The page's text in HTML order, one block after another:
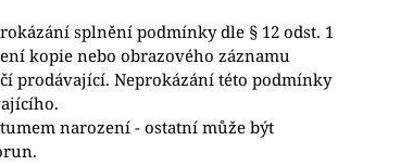
splnění podmínky dle § 12 odst. 1
kopie nebo obrazového záznamu
prodávající. Neprokázání této podmínky
narození - ostatní může být